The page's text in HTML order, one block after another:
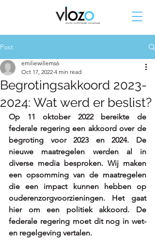
Post
Begrotingsakkoord 2023-
2024: Wat werd er beslist?
emiliewillems6
Oct 17, 2022 4 min read
Op 11 oktober 2022 bereikte de
federale regering een akkoord over de
begroting voor 2023 en 2024. De
nieuwe maatregelen werden al in
diverse media besproken. Wij maken
een opsomming van de maatregelen
die een impact kunnen hebben op
ouderenzorgvoorzieningen. Het gaat
hier om een politiek akkoord. De
federale regering moet dit nog in wet-
en regelgeving vertalen.